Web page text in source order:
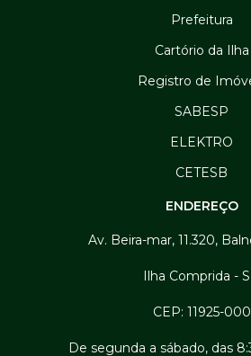
Prefeitura
Cartório da Ilha
Registro de
SABESP
ELEKTRO
CETESB
ENDEREÇO
Av. Beira-mar, 11.320,
Ilha Comprida -
CEP: 11925-000
De segunda a sábado, das